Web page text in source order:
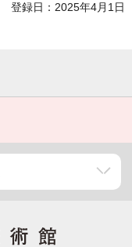
登録日：2025年4月1日